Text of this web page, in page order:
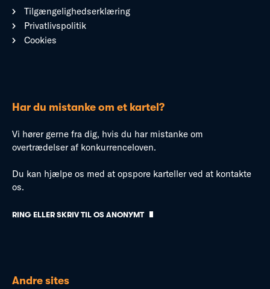
Tilgængelighedserklæring
Privatlivspolitik
Cookies
Har du mistanke om et kartel?
Vi hører gerne fra dig, hvis du har mistanke om
overtrædelser af konkurrenceloven.
Du kan hjælpe os med at opspore karteller ved at kontakte
os.
RING ELLER SKRIV TIL OS ANONYMT
Andre sites